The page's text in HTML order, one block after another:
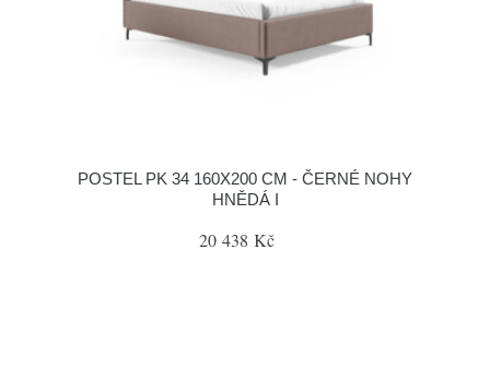
POSTEL PK 34 160X200 CM - ČERNÉ NOHY
HNĚDÁ I
20 438 Kč